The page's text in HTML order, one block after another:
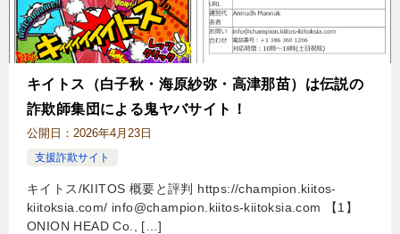
キイトス（白子秋・海原紗弥・高津那苗）は伝説の
詐欺師集団による鬼ヤバサイト！
公開日： 2026年4月23日
支援詐欺サイト
キイトス/KIITOS 概要と評判 https://champion.kiitos-
kiitoksia.com/ info@champion.kiitos-kiitoksia.com
【1】
ONION HEAD Co., […]